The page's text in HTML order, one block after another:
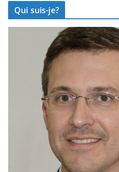
Qui suis-je?